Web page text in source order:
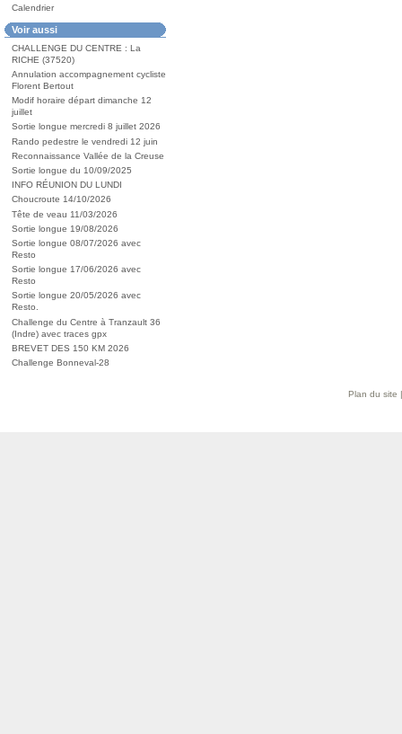
Calendrier
Voir aussi
CHALLENGE DU CENTRE : La
RICHE (37520)
Annulation accompagnement cycliste
Florent Bertout
Modif horaire départ dimanche 12
juillet
Sortie longue mercredi 8 juillet 2026
Rando pedestre le vendredi 12 juin
Reconnaissance Vallée de la Creuse
Sortie longue du 10/09/2025
INFO RÉUNION DU LUNDI
Choucroute 14/10/2026
Tête de veau 11/03/2026
Sortie longue 19/08/2026
Sortie longue 08/07/2026 avec
Resto
Sortie longue 17/06/2026 avec
Resto
Sortie longue 20/05/2026 avec
Resto.
Challenge du Centre à Tranzault 36
(Indre) avec traces gpx
BREVET DES 150 KM 2026
Challenge Bonneval-28
Plan du site